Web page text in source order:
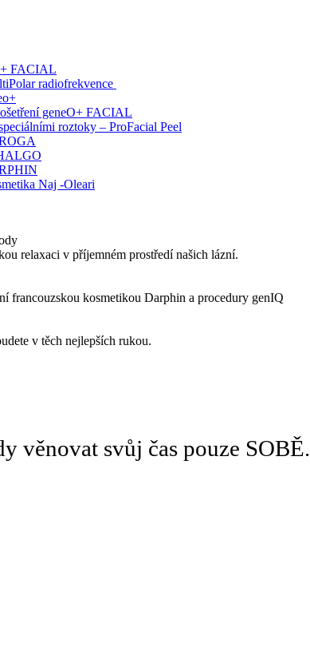
FACIAL
radiofrekvence
geneO+ FACIAL
roztoky – ProFacial Peel
Naj -Oleari
relaxaci v příjemném prostředí našich lázní.
francouzskou kosmetikou Darphin a procedury genIQ
v těch nejlepších rukou.
věnovat svůj čas pouze SOBĚ.